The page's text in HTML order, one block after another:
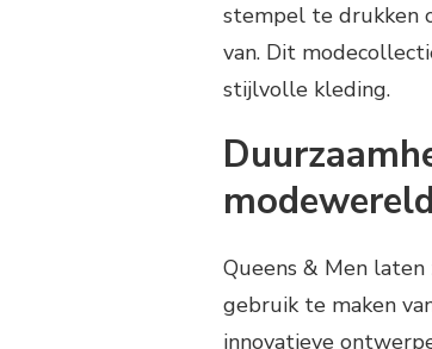
stempel te drukken
van. Dit
stijlvolle kleding.
modewereld
Queens & Men
gebruik te maken
innovatieve